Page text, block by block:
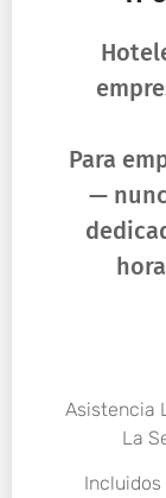
Para
—
Asistencia
La
Incluidos